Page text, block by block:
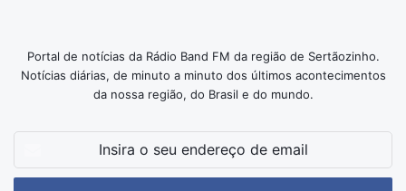
Portal de notícias da Rádio Band FM da região de Sertãozinho.
Notícias diárias, de minuto a minuto dos últimos acontecimentos
da nossa região, do Brasil e do mundo.
seu